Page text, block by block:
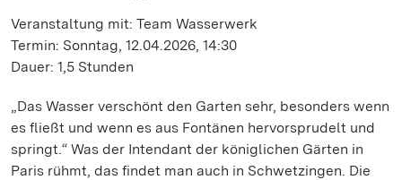
Veranstaltung mit: Team Wasserwerk
Termin: Sonntag, 12.04.2026, 14:30
Dauer: 1,5 Stunden
„Das Wasser verschönt den Garten sehr, besonders wenn
es fließt und wenn es aus Fontänen hervorsprudelt und
springt.“ Was der Intendant der königlichen Gärten in
Paris rühmt, das findet man auch in Schwetzingen. Die